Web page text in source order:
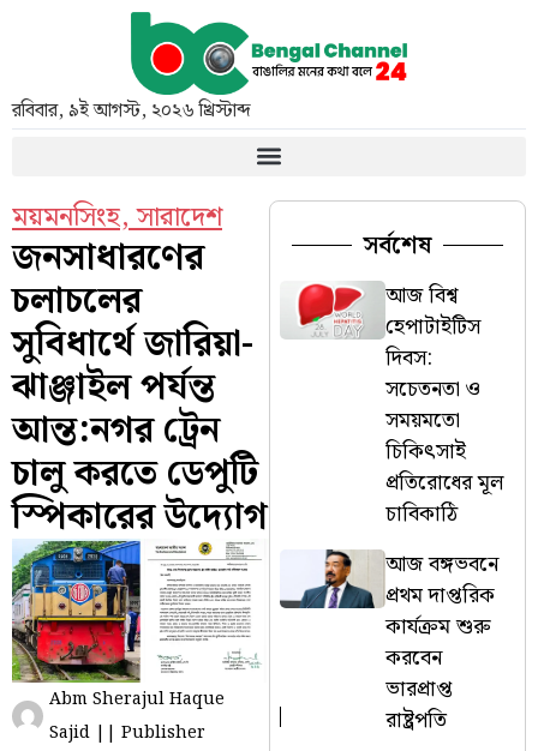
রবিবার,৯ই আগস্ট, ২০২৬ খ্রিস্টাব্দ
ময়মনসিংহ,সারাদেশ
জনসাধারণের
চলাচলের
সুবিধার্থে জারিয়া-
ঝাঞ্জাইল পর্যন্ত
আন্ত:নগর ট্রেন
চালু করতে ডেপুটি
স্পিকারের উদ্যোগ
Abm Sherajul Haque
Sajid || Publisher
সর্বশেষ
আজ বিশ্ব
হেপাটাইটিস
দিবস:
সচেতনতা ও
সময়মতো
চিকিৎসাই
প্রতিরোধের মূল
চাবিকাঠি
আজ বঙ্গভবনে
প্রথম দাপ্তরিক
কার্যক্রম শুরু
করবেন
ভারপ্রাপ্ত
রাষ্ট্রপতি